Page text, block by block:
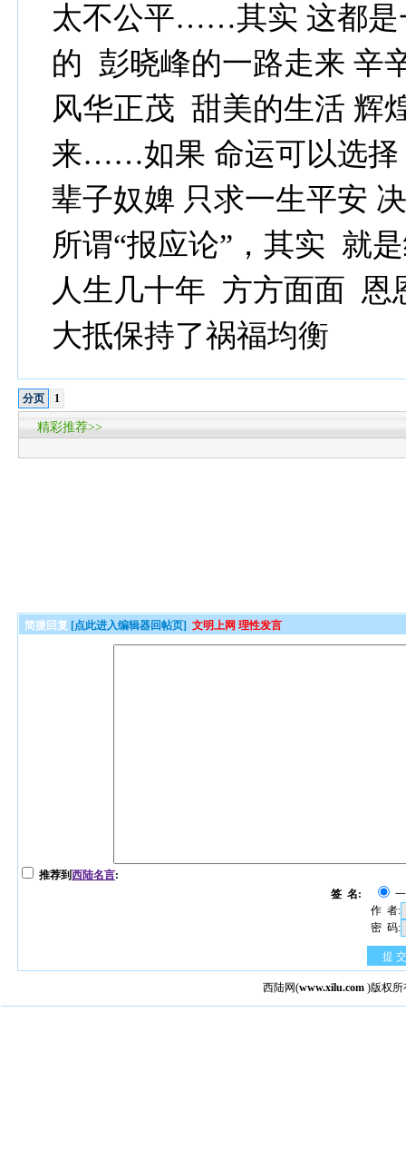
太不公平……其实 这都
的 彭晓峰的一路走来 辛
风华正茂 甜美的生活 辉
来……如果 命运可以选择
辈子奴婢 只求一生平安
所谓“报应论”，其实
人生几十年 方方面面
大抵保持了祸福均衡
分页 1
精彩推荐>>
简捷回复 [点此进入编辑器回帖页] 文明上网 理性发言
推荐到西陆名言:
签 名:
作 者:
密 码:
提 交
西陆网(www.xilu.com )版权